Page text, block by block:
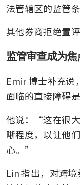
法管辖区的监管
其他券商拒绝置评
监管审查成为焦
Emir 博士补充说
面临的直接障碍
他说：“这在很
晰程度，以让他
心。”
Lin 指出，对跨